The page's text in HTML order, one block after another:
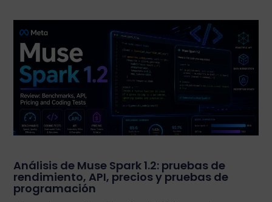
Análisis de Muse Spark 1.2: pruebas de
rendimiento, API, precios y pruebas de
programación